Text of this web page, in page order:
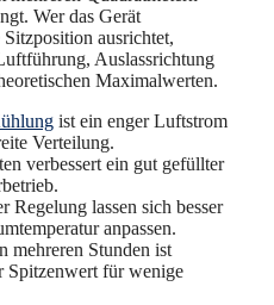
Wer das Gerät
ausrichtet,
Auslassrichtung
Maximalwerten.
ist ein enger Luftstrom
Verteilung.
verbessert ein gut gefüllter
Regelung lassen sich besser
anpassen.
mehreren Stunden ist
Spitzenwert für wenige